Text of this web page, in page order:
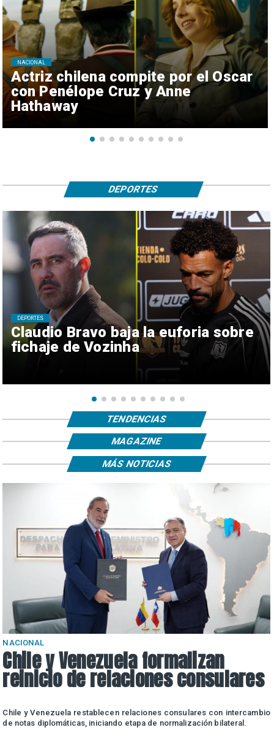
Actriz chilena compite por el Oscar
con Penélope Cruz y Anne
Hathaway
NACIONAL
Claudio Bravo baja la euforia sobre
fichaje de Vozinha
DEPORTES
DEPORTES
TENDENCIAS
MAGAZINE
NACIONAL
Chile y Venezuela formalizan
reinicio de relaciones consulares
Chile y Venezuela restablecen relaciones consulares con intercambio
de notas diplomáticas, iniciando etapa de normalización bilateral.
MÁS NOTICIAS